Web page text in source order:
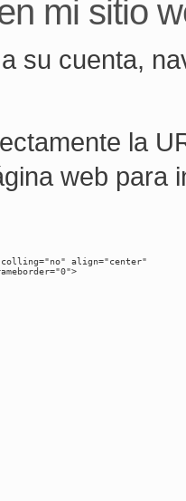
mi sitio
su cuenta,
la
web para
align="center"